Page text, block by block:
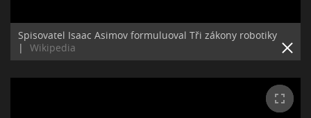
Spisovatel Isaac Asimov formuluoval Tři zákony robotiky
|
Wikipedia